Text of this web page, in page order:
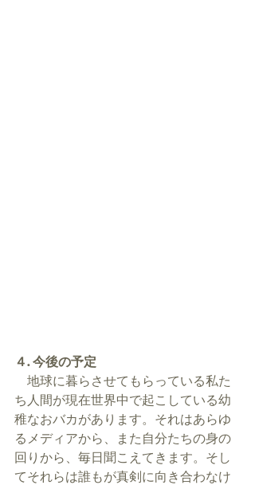
４. 今後の予定
地球に暮らさせてもらっている私た
ち人間が現在世界中で起こしている幼
稚なおバカがあります。それはあらゆ
るメディアから、また自分たちの身の
回りから、毎日聞こえてきます。そし
てそれらは誰もが真剣に向き合わなけ